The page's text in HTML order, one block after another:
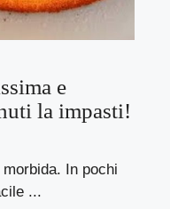
e
la impasti!
In pochi
...